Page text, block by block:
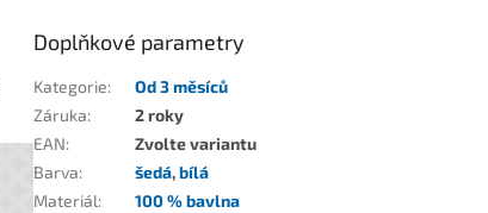
Doplňkové parametry
Kategorie:
Od 3 měsíců
Záruka:
2 roky
EAN:
Zvolte variantu
Barva: šedá,bílá
Materiál:
100 % bavlna